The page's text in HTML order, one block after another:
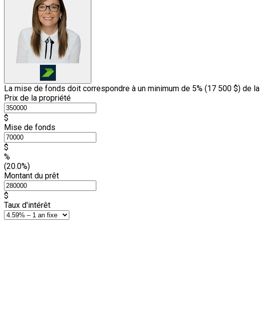
La mise de fonds doit correspondre à un minimum de 5% (17 500 $) de
Prix de la propriété
$
Mise de fonds
$
%
(20.0%)
Montant du prêt
$
Taux d'intérêt